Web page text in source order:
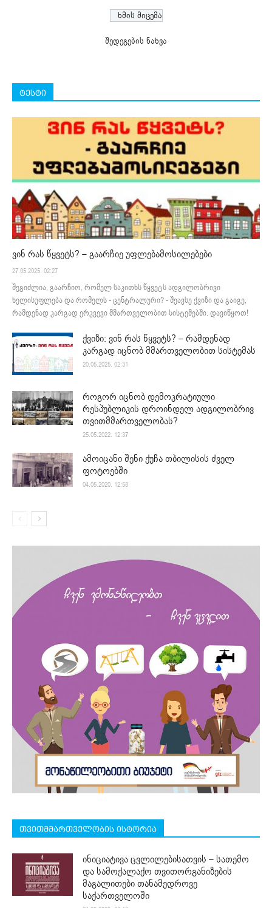
შედეგების ნახვა
ტესტი
ვინ რას წყვეტს? – გაარჩიე უფლებამოსილებები
27.05.2025. 02:27
შეგიძლია, გაარჩიო, რომელ საკითხს წყვეტს ადგილობრივი
ხელისუფლება და რომელს - ცენტრალური? - შეავსე ქვიზი და გაიგე,
რამდენად კარგად ერკვევი მმართველობით სისტემებში. დავიწყოთ!
ქვიზი: ვინ რას წყვეტს? – რამდენად
კარგად იცნობ მმართველობით სისტემას
20.05.2025. 02:31
როგორ იცნობ დემოკრატიული
რესპუბლიკის დროინდელ ადგილობრივ
თვითმმართველობას?
25.05.2022. 12:37
ამოიცანი შენი ქუჩა თბილისის ძველ
ფოტოებში
04.05.2020. 12:58
თვითმმართველობის ისტორია
ინიციატივა ცვლილებისათვის – სათემო
და სამოქალაქო თვითორგანიზების
მაგალითები თანამედროვე
საქართველოში